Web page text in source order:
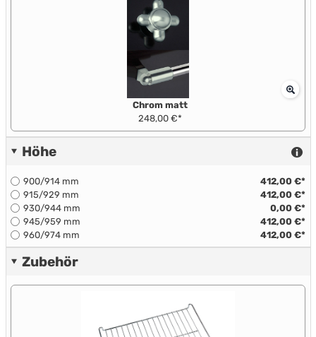
Chrom matt
248,00 €*
Höhe
900/914 mm
412,00 €*
915/929 mm
412,00 €*
930/944 mm
0,00 €*
945/959 mm
412,00 €*
960/974 mm
412,00 €*
Zubehör